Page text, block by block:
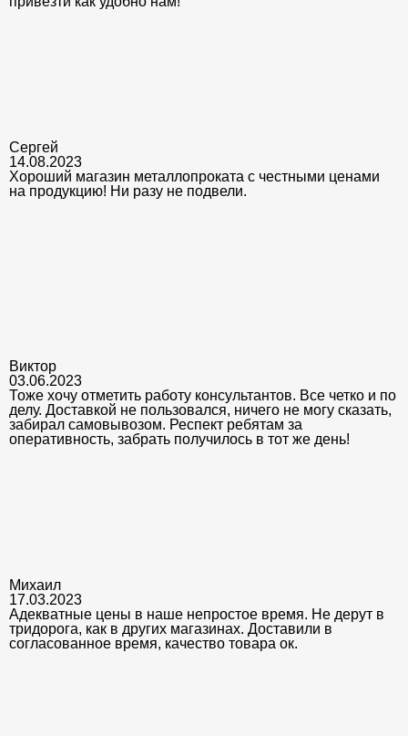
Сергей
14.08.2023
Хороший магазин металлопроката с честными ценами
на продукцию! Ни разу не подвели.
Виктор
03.06.2023
Тоже хочу отметить работу консультантов. Все четко и по
делу. Доставкой не пользовался, ничего не могу сказать,
забирал самовывозом. Респект ребятам за
оперативность, забрать получилось в тот же день!
Михаил
17.03.2023
Адекватные цены в наше непростое время. Не дерут в
тридорога, как в других магазинах. Доставили в
согласованное время, качество товара ок.